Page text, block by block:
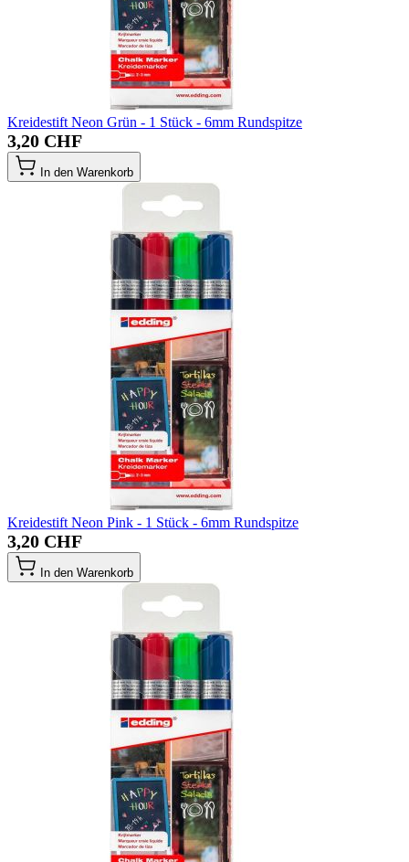
Kreidestift Neon Grün - 1 Stück - 6mm Rundspitze
3,20 CHF
In den Warenkorb
Kreidestift Neon Pink - 1 Stück - 6mm Rundspitze
3,20 CHF
In den Warenkorb